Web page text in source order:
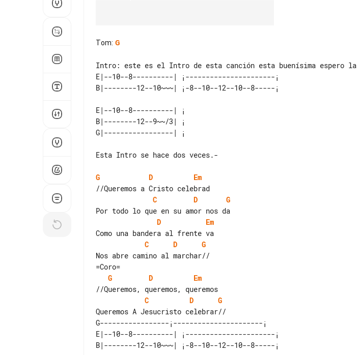
Tom: G
E|--10--8----------| ¡----------------------¡
E|--10--8----------| ¡
B|--------12--9~~/3| ¡
Esta Intro se hace dos veces.-
G D
Em
C
D
G
D
Em
C
D
G
Nos abre camino al marchar//
G
D
Em
C
D
G
G-----------------¡----------------------¡
E|--10--8----------| ¡----------------------¡